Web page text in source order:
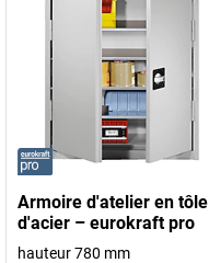
Armoire d'atelier en tôle
d'acier – eurokraft pro
hauteur 780 mm